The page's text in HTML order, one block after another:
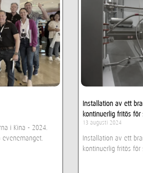
i Kina - 2024.
Installation av ett
kontinuerlig fritös för
13 augusti 2024
Installation av ett
kontinuerlig fritös för